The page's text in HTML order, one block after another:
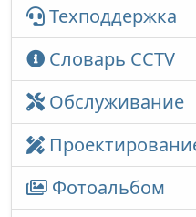
Техподдержка
Словарь CCTV
Обслуживание
Фотоальбом